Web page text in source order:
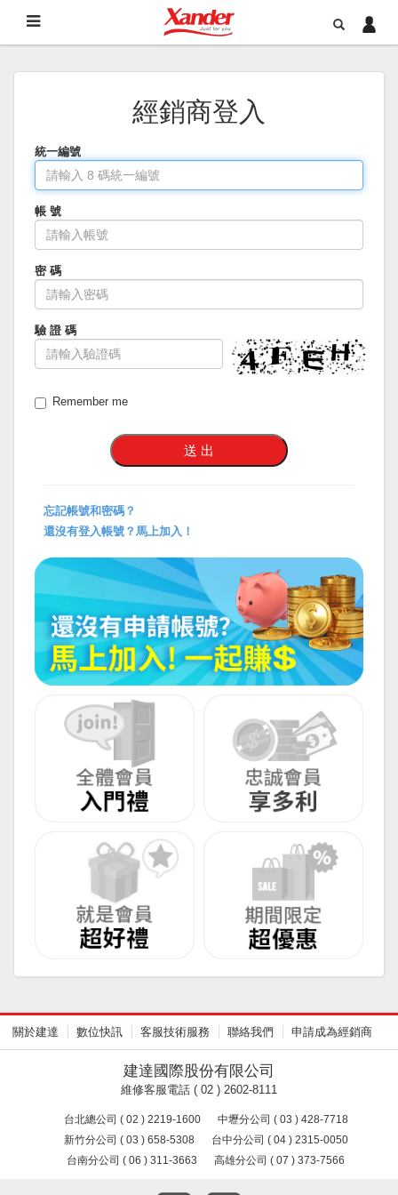
經銷商登入
統一編號
帳 號
密 碼
驗 證 碼
Remember me
忘記帳號和密碼？
還沒有登入帳號？馬上加入！
關於建達 數位快訊 客服技術服務 聯絡我們 申請成為經銷商
建達國際股份有限公司
維修客服電話 ( 02 ) 2602-8111
台北總公司 ( 02 ) 2219-1600
中壢分公司 ( 03 ) 428-7718
新竹分公司 ( 03 ) 658-5308
台中分公司 ( 04 ) 2315-0050
台南分公司 ( 06 ) 311-3663
高雄分公司 ( 07 ) 373-7566